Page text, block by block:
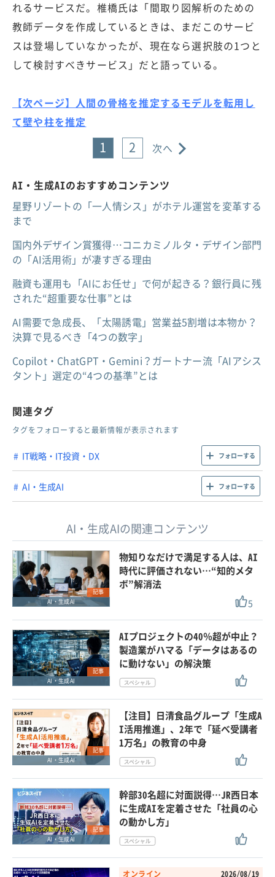
れるサービスだ。椎橋氏は「間取り図解析のための
教師データを作成しているときは、まだこのサービ
スは登場していなかったが、現在なら選択肢の1つと
して検討すべきサービス」だと語っている。
【次ページ】人間の骨格を推定するモデルを転用し
て壁や柱を推定
1 2 次へ
AI・生成AIのおすすめコンテンツ
星野リゾートの「一人情シス」がホテル運営を変革する
まで
国内外デザイン賞獲得…コニカミノルタ・デザイン部門
の「AI活用術」が凄すぎる理由
融資も運用も「AIにお任せ」で何が起きる？銀行員に残
された“超重要な仕事”とは
AI需要で急成長、「太陽誘電」営業益5割増は本物か？
決算で見るべき「4つの数字」
Copilot・ChatGPT・Gemini？ガートナー流「AIアシス
タント」選定の“4つの基準”とは
関連タグ
タグをフォローすると最新情報が表示されます
IT戦略・IT投資・DX フォローする
AI・生成AI フォローする
AI・生成AIの関連コンテンツ
記事
AI・生成AI
物知りなだけで満足する人は、AI
時代に評価されない…“知的メタ
ボ”解消法
5
記事
AI・生成AI
AIプロジェクトの40％超が中止？
製造業がハマる「データはあるの
に動けない」の解決策
記事
AI・生成AI
【注目】日清食品グループ「生成A
I活用推進」、2年で「延べ受講者
1万名」の教育の中身
記事
AI・生成AI
幹部30名超に対面説得…JR西日本
に生成AIを定着させた「社員の心
の動かし方」
オンライン 2026/08/19